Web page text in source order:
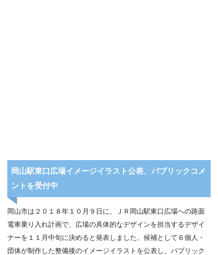
岡山駅東口広場イメージイラスト公表、パブリックコメ
ントを受付中
岡山市は２０１８年１０月９日に、ＪＲ岡山駅東口広場への路面
電車乗り入れ計画で、広場の具体的なデザインを担当するデザイ
ナーを１１月中旬に決めると発表しました。候補として６個人・
団体が制作した整備後のイメージイラストを公表し、パブリック